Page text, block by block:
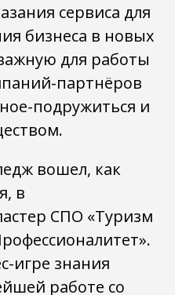
сервиса для
бизнеса в новых
для работы
партнёров
подружиться и
вошел, как
в
СПО «Туризм
игре знания
работе со